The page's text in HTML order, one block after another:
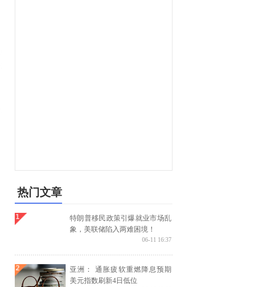
热门文章
特朗普移民政策引爆就业市场乱
象，美联储陷入两难困境！
06-11 16:37
亚洲： 通胀疲软重燃降息预期
美元指数刷新4日低位